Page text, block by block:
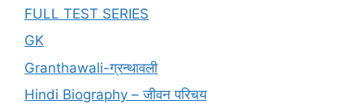
FULL TEST SERIES
GK
Granthawali-ग्रन्थावली
Hindi Biography – जीवन परिचय